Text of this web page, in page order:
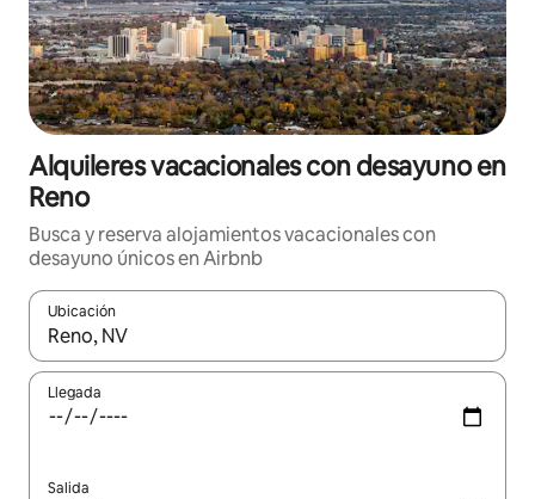
Alquileres vacacionales con desayuno en
Reno
Busca y reserva alojamientos vacacionales con
desayuno únicos en Airbnb
Ubicación
Cuando los resultados estén disponibles, navega con las
Llegada
Salida